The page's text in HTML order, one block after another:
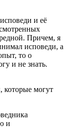
и её
Причем, я
исповеди, а
то о
и не знать.
которые могут
и